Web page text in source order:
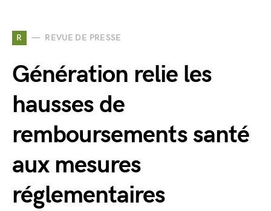
R REVUE DE PRESSE
Génération relie les
hausses de
remboursements santé
aux mesures
réglementaires